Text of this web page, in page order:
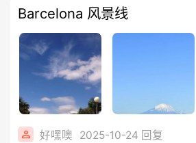
Barcelona 风景线
好嘿噢 2025-10-24 回复